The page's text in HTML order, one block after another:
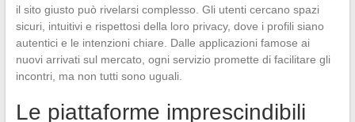
il sito giusto può rivelarsi complesso. Gli utenti cercano spazi
sicuri, intuitivi e rispettosi della loro privacy, dove i profili siano
autentici e le intenzioni chiare. Dalle applicazioni famose ai
nuovi arrivati sul mercato, ogni servizio promette di facilitare gli
incontri, ma non tutti sono uguali.
Le piattaforme imprescindibili